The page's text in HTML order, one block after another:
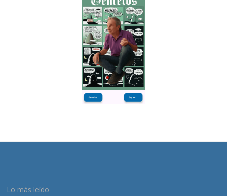
Lo más leído